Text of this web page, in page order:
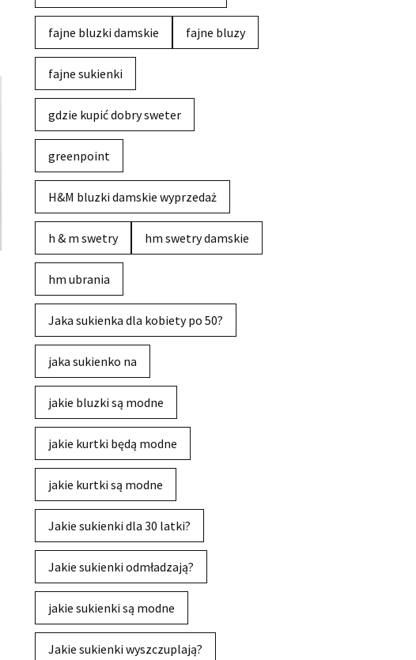
fajne bluzki damskie fajne bluzy
fajne sukienki
gdzie kupić dobry sweter
greenpoint
H&M bluzki damskie wyprzedaż
h & m swetry hm swetry damskie
hm ubrania
Jaka sukienka dla kobiety po 50?
jaka sukienko na
jakie bluzki są modne
jakie kurtki będą modne
jakie kurtki są modne
Jakie sukienki dla 30 latki?
Jakie sukienki odmładzają?
jakie sukienki są modne
Jakie sukienki wyszczuplają?